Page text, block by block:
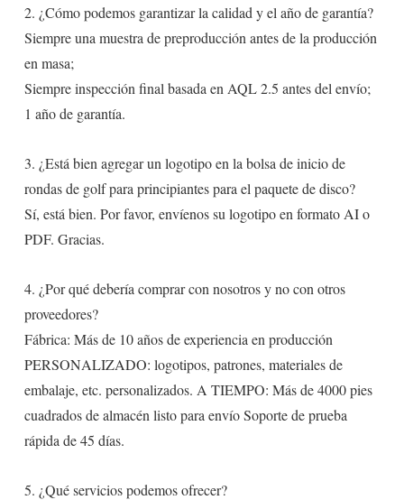
2. ¿Cómo podemos garantizar la calidad y el año de garantía?
Siempre una muestra de preproducción antes de la producción
en masa;
Siempre inspección final basada en AQL 2.5 antes del envío;
1 año de garantía.
3. ¿Está bien agregar un logotipo en la bolsa de inicio de
rondas de golf para principiantes para el paquete de disco?
Sí, está bien. Por favor, envíenos su logotipo en formato AI o
PDF. Gracias.
4. ¿Por qué debería comprar con nosotros y no con otros
proveedores?
Fábrica: Más de 10 años de experiencia en producción
PERSONALIZADO: logotipos, patrones, materiales de
embalaje, etc. personalizados. A TIEMPO: Más de 4000 pies
cuadrados de almacén listo para envío Soporte de prueba
rápida de 45 días.
5. ¿Qué servicios podemos ofrecer?